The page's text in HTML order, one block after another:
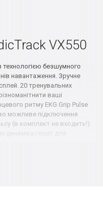
VX550
технологією безшумного
навантаження. Зручне
20 тренувальних
ваші
ритму EKG Grip Pulse
можливе підключення
(в комплект не входить!).
і порт для